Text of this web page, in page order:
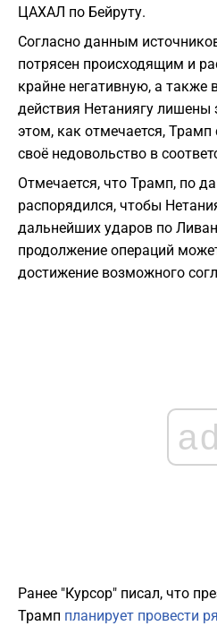
ЦАХАЛ по Бейруту.
Согласно данным
потрясен происходящим и
крайне негативную, а также
действия Нетаниягу лишены
этом, как отмечается,
своё недовольство в
Отмечается, что Трамп, по
распорядился, чтобы
дальнейших ударов по
продолжение операций
достижение возможного
ad
Ранее "Курсор" писал, что
Трамп планирует провести